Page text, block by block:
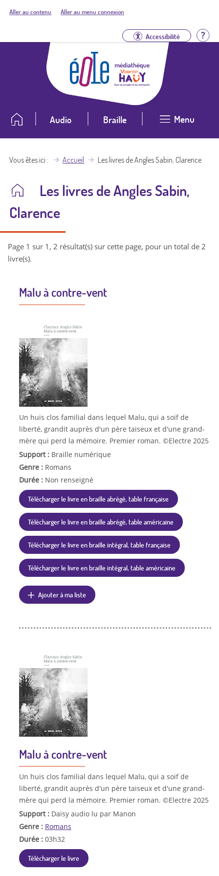
Aller au contenu Aller au menu connexion
Accessibilité
Audio Braille Menu
Vous êtes ici Accueil Les livres de Angles Sabin, Clarence
Les livres de Angles Sabin,
Clarence
Page 1 sur 1, 2 résultat(s) sur cette page, pour un total de 2
livre(s).
Malu à contre-vent
Un huis clos familial dans lequel Malu, qui a soif de
liberté, grandit auprès d'un père taiseux et d'une grand-
mère qui perd la mémoire. Premier roman. ©Electre 2025
Support : Braille numérique
Genre : Romans
Durée : Non renseigné
Télécharger le livre en braille abrégé, table française
Télécharger le livre en braille abrégé, table américaine
Télécharger le livre en braille intégral, table française
Télécharger le livre en braille intégral, table américaine
Ajouter à ma liste
Malu à contre-vent
Un huis clos familial dans lequel Malu, qui a soif de
liberté, grandit auprès d'un père taiseux et d'une grand-
mère qui perd la mémoire. Premier roman. ©Electre 2025
Support : Daisy audio lu par Manon
Genre : Romans
Durée : 03h32
Télécharger le livre